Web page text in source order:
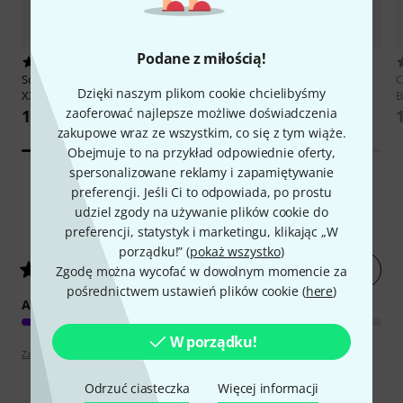
Podane z miłością!
Dzięki naszym plikom cookie chcielibyśmy
zaoferować najlepsze możliwe doświadczenia
zakupowe wraz ze wszystkim, co się z tym wiąże.
Obejmuje to na przykład odpowiednie oferty,
spersonalizowane reklamy i zapamiętywanie
preferencji. Jeśli Ci to odpowiada, po prostu
udziel zgody na używanie plików cookie do
preferencji, statystyk i marketingu, klikając „W
porządku!” (pokaż wszystko)
Zgodę można wycofać w dowolnym momencie za
pośrednictwem ustawień plików cookie (here)
W porządku!
Odrzuć ciasteczka Więcej informacji
Schott
XXL
125 zł
Gesang/Gitarre XXL
125 zł
14Oceny klientów
4.5/ 5 Oceń artykuł
ARANŻACJA
Zapoznaj się z wytyczymi